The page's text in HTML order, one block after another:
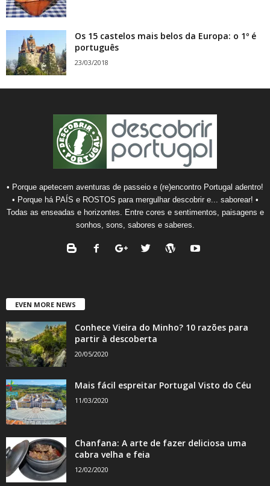
Os 15 castelos mais belos da Europa: o 1º é
português
23/03/2018
• Porque apetecem aventuras de passeio e (re)encontro Portugal adentro!
• Porque há PAÍS e ROSTOS para mergulhar descobrir e... saborear! •
Todas as enseadas e horizontes. Entre cores e sentimentos, paisagens e
sonhos, sons, sabores e saberes.
EVEN MORE NEWS
Conhece Vieira do Minho? 10 razões para
partir à descoberta
20/05/2020
Mais fácil espreitar Portugal Visto do Céu
11/03/2020
Chanfana: A arte de fazer deliciosa uma
cabra velha e feia
12/02/2020